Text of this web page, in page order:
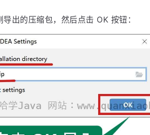
出的压缩包，然后点击 OK 按钮：